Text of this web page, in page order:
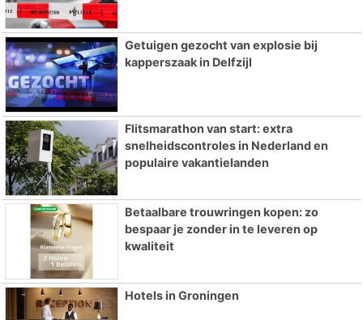
Getuigen gezocht van explosie bij
kapperszaak in Delfzijl
Flitsmarathon van start: extra
snelheidscontroles in Nederland en
populaire vakantielanden
Betaalbare trouwringen kopen: zo
bespaar je zonder in te leveren op
kwaliteit
Hotels in Groningen